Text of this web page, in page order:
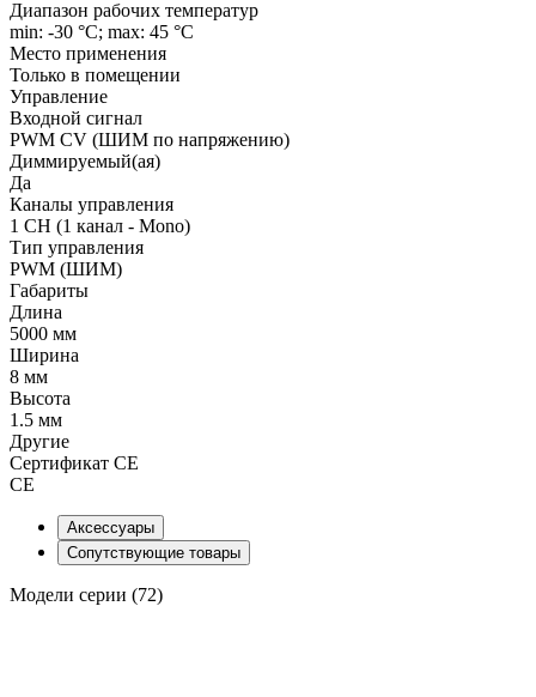
Диапазон рабочих температур
min: -30 °C; max: 45 °C
Место применения
Только в помещении
Управление
Входной сигнал
PWM СV (ШИМ по напряжению)
Диммируемый(ая)
Да
Каналы управления
1 CH (1 канал - Mono)
Тип управления
PWM (ШИМ)
Габариты
Длина
5000 мм
Ширина
8 мм
Высота
1.5 мм
Другие
Сертификат CE
CE
Аксессуары
Сопутствующие товары
Модели серии (72)